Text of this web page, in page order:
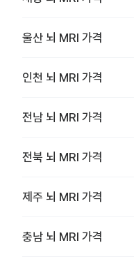
울산 뇌 MRI 가격
인천 뇌 MRI 가격
전남 뇌 MRI 가격
전북 뇌 MRI 가격
제주 뇌 MRI 가격
충남 뇌 MRI 가격